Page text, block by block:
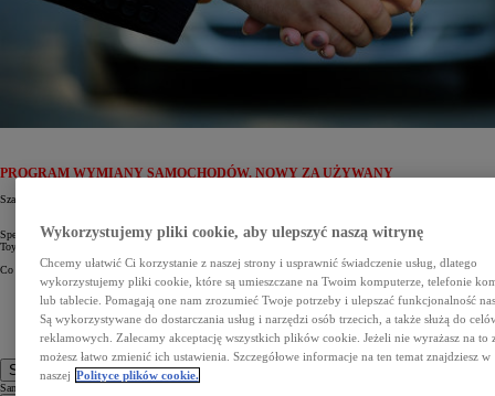
PROGRAM WYMIANY SAMOCHODÓW. NOWY ZA UŻYWANY
Szanowny Kliencie,
Specjalnie dla Ciebie mamy do zaoferowania nową usługę, dzięki której możesz wymienić swoją używaną
Toyotę na nową!
Co należy zrobić:
wybierz dowolny model nowej Toyoty
Twój używany samochód wycenimy w jak najbardziej atrakcyjnej cenie
doradca ds. finansowania przedstawi Ci warianty korzystnego kredytu lub leasingu
Twoją używaną Toyotę zabierzemy od Ciebie w dniu odbioru nowej tak żebyś nie pozostał ani
chwili bez samochodu
Samochody
Samochody
Wykorzystujemy pliki cookie, aby ulepszyć naszą witrynę
Chcemy ułatwić Ci korzystanie z naszej strony i usprawnić świadczenie usług, dlatego
wykorzystujemy pliki cookie, które są umieszczane na Twoim komputerze, telefonie
lub tablecie. Pomagają one nam zrozumieć Twoje potrzeby i ulepszać funkcjonalność
Są wykorzystywane do dostarczania usług i narzędzi osób trzecich, a także służą do
reklamowych. Zalecamy akceptację wszystkich plików cookie. Jeżeli nie wyrażasz na to
możesz łatwo zmienić ich ustawienia. Szczegółowe informacje na ten temat znajdziesz w
naszej Polityce plików cookie.